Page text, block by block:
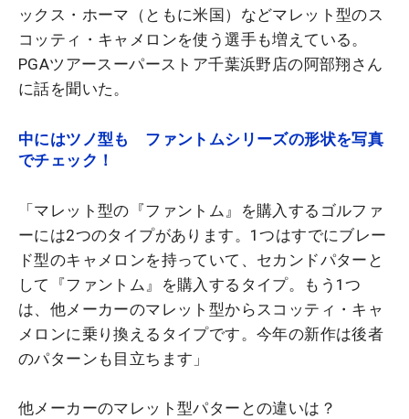
ックス・ホーマ（ともに米国）などマレット型のス
コッティ・キャメロンを使う選手も増えている。
PGAツアースーパーストア千葉浜野店の阿部翔さん
に話を聞いた。
中にはツノ型も ファントムシリーズの形状を写真
でチェック！
「マレット型の『ファントム』を購入するゴルファ
ーには2つのタイプがあります。1つはすでにブレー
ド型のキャメロンを持っていて、セカンドパターと
して『ファントム』を購入するタイプ。もう1つ
は、他メーカーのマレット型からスコッティ・キャ
メロンに乗り換えるタイプです。今年の新作は後者
のパターンも目立ちます」
他メーカーのマレット型パターとの違いは？